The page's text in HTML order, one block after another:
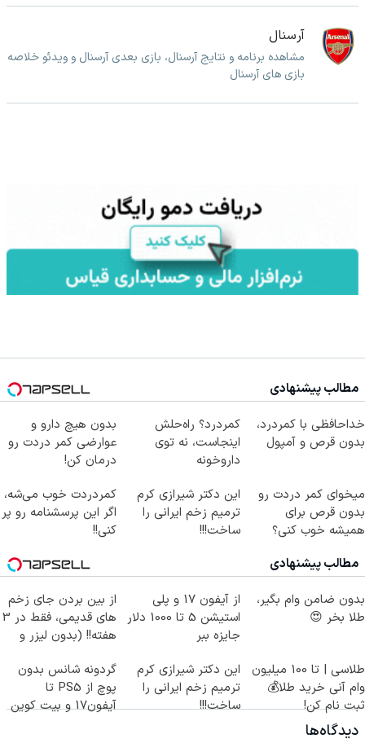
آرسنال
مشاهده برنامه و نتایج آرسنال، بازی بعدی آرسنال و ویدئو خلاصه
بازی های آرسنال
مطالب پیشنهادی
خداحافظی با کمردرد،
بدون قرص و آمپول
کمردرد؟ راه‌حلش
اینجاست، نه توی
داروخونه
بدون هیچ دارو و
عوارضی کمر دردت رو
درمان کن!
میخوای کمر دردت رو
بدون قرص برای
همیشه خوب کنی؟
کن)
این دکتر شیرازی کرم
ترمیم زخم ایرانی را
ساخت!!!
کمردردت خوب می‌شه،
اگر این پرسشنامه رو پر
کنی!!
مطالب پیشنهادی
بدون ضامن وام بگیر،
طلا بخر 😍
از آیفون 17 و پلی
استیشن 5 تا 1000 دلار
جایزه ببر
از بین بردن جای زخم
های قدیمی، فقط در 3
هفته!! (بدون لیزر و
طلاسی | تا 100 میلیون
وام آنی خرید طلا💰
ثبت نام کن!
این دکتر شیرازی کرم
ترمیم زخم ایرانی را
ساخت!!!
گردونه شانس بدون
پوچ از PS5 تا
آیفون17 و بیت کوین
دیدگاه‌ها